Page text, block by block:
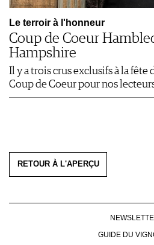
Le terroir à l'honneur
Coup de Coeur
Hampshire
Il y a trois crus exclusifs à la fête
Coup de Coeur pour nos
RETOUR À L'APERÇU
GUIDE DU